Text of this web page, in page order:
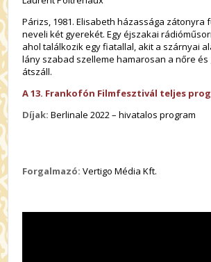
Párizs, 1981. Elisabeth házassága zátonyra
neveli két gyerekét. Egy éjszakai
ahol találkozik egy fiatallal, akit a szárnyai
lány szabad szelleme hamarosan a nőre és
átszáll.
A 13. Frankofón Filmfesztivál teljes
Díjak: Berlinale 2022 – hivatalos program
Forgalmazó: Vertigo Média Kft.